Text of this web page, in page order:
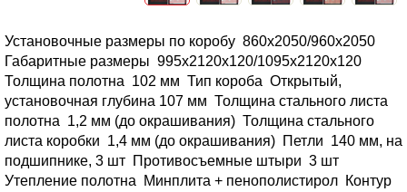
Установочные размеры по коробу 860х2050/960х2050
Габаритные размеры 995х2120х120/1095х2120х120
Толщина полотна 102 мм Тип короба Открытый,
установочная глубина 107 мм Толщина стального листа
полотна 1,2 мм (до окрашивания) Толщина стального
листа коробки 1,4 мм (до окрашивания) Петли 140 мм, на
подшипнике, 3 шт Противосъемные штыри 3 шт
Утепление полотна
Минплита + пенополистирол Контур